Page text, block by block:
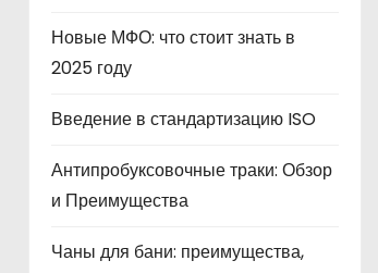
Новые МФО: что стоит знать в
2025 году
Введение в стандартизацию ISO
Антипробуксовочные траки: Обзор
и Преимущества
Чаны для бани: преимущества,